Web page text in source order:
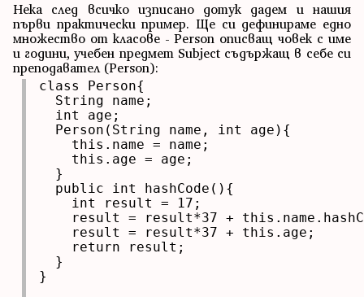
Нека след всичко изписано дотук дадем и нашия
първи практически пример. Ще си дефинираме едно
множество от класове - Person описващ човек с име
и години, учебен предмет Subject съдържащ в себе си
преподавател (Person):
class Person{
  String name;
  int age;
  Person(String name, int age){
    this.name = name;
    this.age = age;
  }
  public int hashCode(){
    int result = 17;
result = result*37 +
    result = result*37 + this.age;
    return result;
  }
}